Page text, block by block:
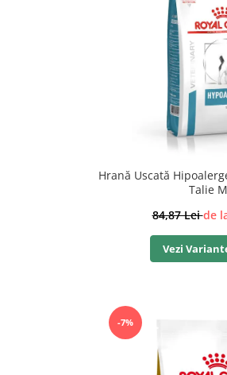
Hrană Uscată
Talie
84,87 Leide
Vezi
-7%